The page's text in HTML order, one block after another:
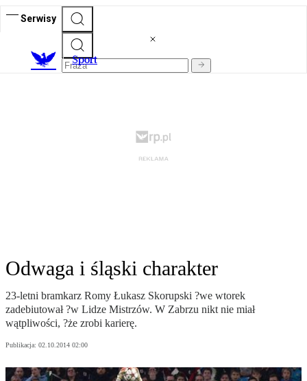
Serwisy
Sport
Odwaga i śląski charakter
23-letni bramkarz Romy Łukasz Skorupski ?we wtorek
zadebiutował ?w Lidze Mistrzów. W Zabrzu nikt nie miał
wątpliwości, ?że zrobi karierę.
Publikacja: 02.10.2014 02:00